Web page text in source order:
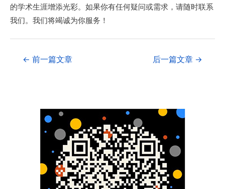
的学术生涯增添光彩。如果你有任何疑问或需求，请随时联系
我们。我们将竭诚为你服务！
← 前一篇文章 后一篇文章 →